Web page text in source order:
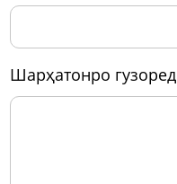
шарҳатонро гузоред